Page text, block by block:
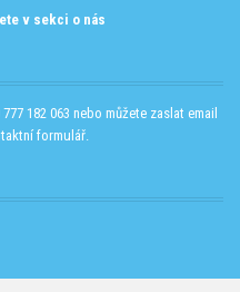
v sekci o nás
182 063 nebo můžete zaslat email
formulář.